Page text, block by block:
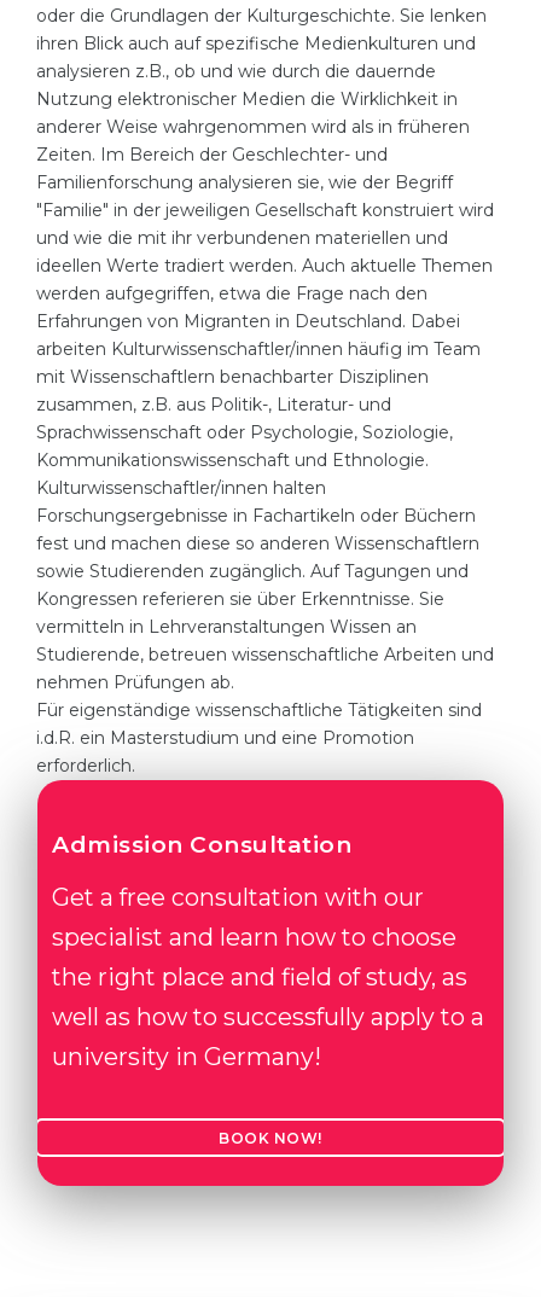
oder die Grundlagen der Kulturgeschichte. Sie lenken
ihren Blick auch auf spezifische Medienkulturen und
analysieren z.B., ob und wie durch die dauernde
Nutzung elektronischer Medien die Wirklichkeit in
anderer Weise wahrgenommen wird als in früheren
Zeiten. Im Bereich der Geschlechter- und
Familienforschung analysieren sie, wie der Begriff
"Familie" in der jeweiligen Gesellschaft konstruiert wird
und wie die mit ihr verbundenen materiellen und
ideellen Werte tradiert werden. Auch aktuelle Themen
werden aufgegriffen, etwa die Frage nach den
Erfahrungen von Migranten in Deutschland. Dabei
arbeiten Kulturwissenschaftler/innen häufig im Team
mit Wissenschaftlern benachbarter Disziplinen
zusammen, z.B. aus Politik-, Literatur- und
Sprachwissenschaft oder Psychologie, Soziologie,
Kommunikationswissenschaft und Ethnologie.
Kulturwissenschaftler/innen halten
Forschungsergebnisse in Fachartikeln oder Büchern
fest und machen diese so anderen Wissenschaftlern
sowie Studierenden zugänglich. Auf Tagungen und
Kongressen referieren sie über Erkenntnisse. Sie
vermitteln in Lehrveranstaltungen Wissen an
Studierende, betreuen wissenschaftliche Arbeiten und
nehmen Prüfungen ab.
Für eigenständige wissenschaftliche Tätigkeiten sind
i.d.R. ein Masterstudium und eine Promotion
erforderlich.
Admission Consultation
Get a free consultation with our
specialist and learn how to choose
the right place and field of study, as
well as how to successfully apply to a
university in Germany!
BOOK NOW!